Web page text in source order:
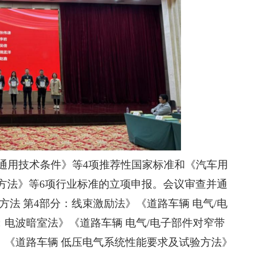
用技术条件》等4项推荐性国家标准和《汽车用
》 等6项行业标准的立项申报。会议审查并通
法 第4部分：线束激励法》《道路车辆 电气/电
电波暗室法》《道路车辆 电气/电子部件对窄带
道路车辆 低压电气系统性能要求及试验方法》